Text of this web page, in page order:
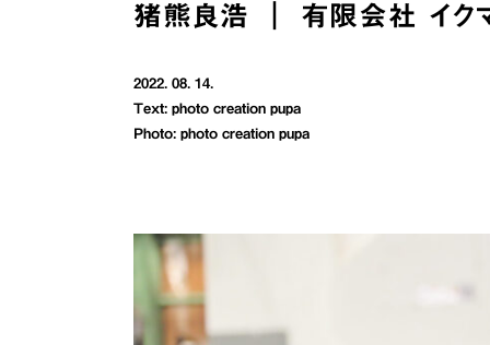
猪熊良浩 ｜ 有限会社 イク
2022. 08. 14.
Text: photo creation pupa
Photo: photo creation pupa